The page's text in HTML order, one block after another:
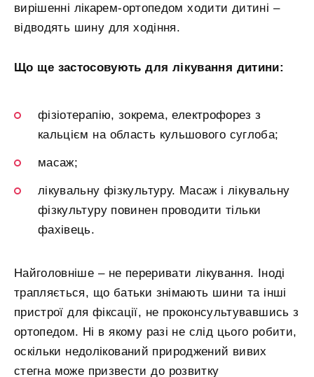
вирішенні лікарем-ортопедом ходити дитині –
відводять шину для ходіння.
Що ще застосовують для лікування дитини:
фізіотерапію, зокрема, електрофорез з
кальцієм на область кульшового суглоба;
масаж;
лікувальну фізкультуру. Масаж і лікувальну
фізкультуру повинен проводити тільки
фахівець.
Найголовніше – не переривати лікування. Іноді
трапляється, що батьки знімають шини та інші
пристрої для фіксації, не проконсультувавшись з
ортопедом. Ні в якому разі не слід цього робити,
оскільки недолікований природжений вивих
стегна може призвести до розвитку